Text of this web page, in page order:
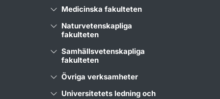
Medicinska fakulteten
Naturvetenskapliga
fakulteten
Samhällsvetenskapliga
fakulteten
Övriga verksamheter
Universitetets ledning och